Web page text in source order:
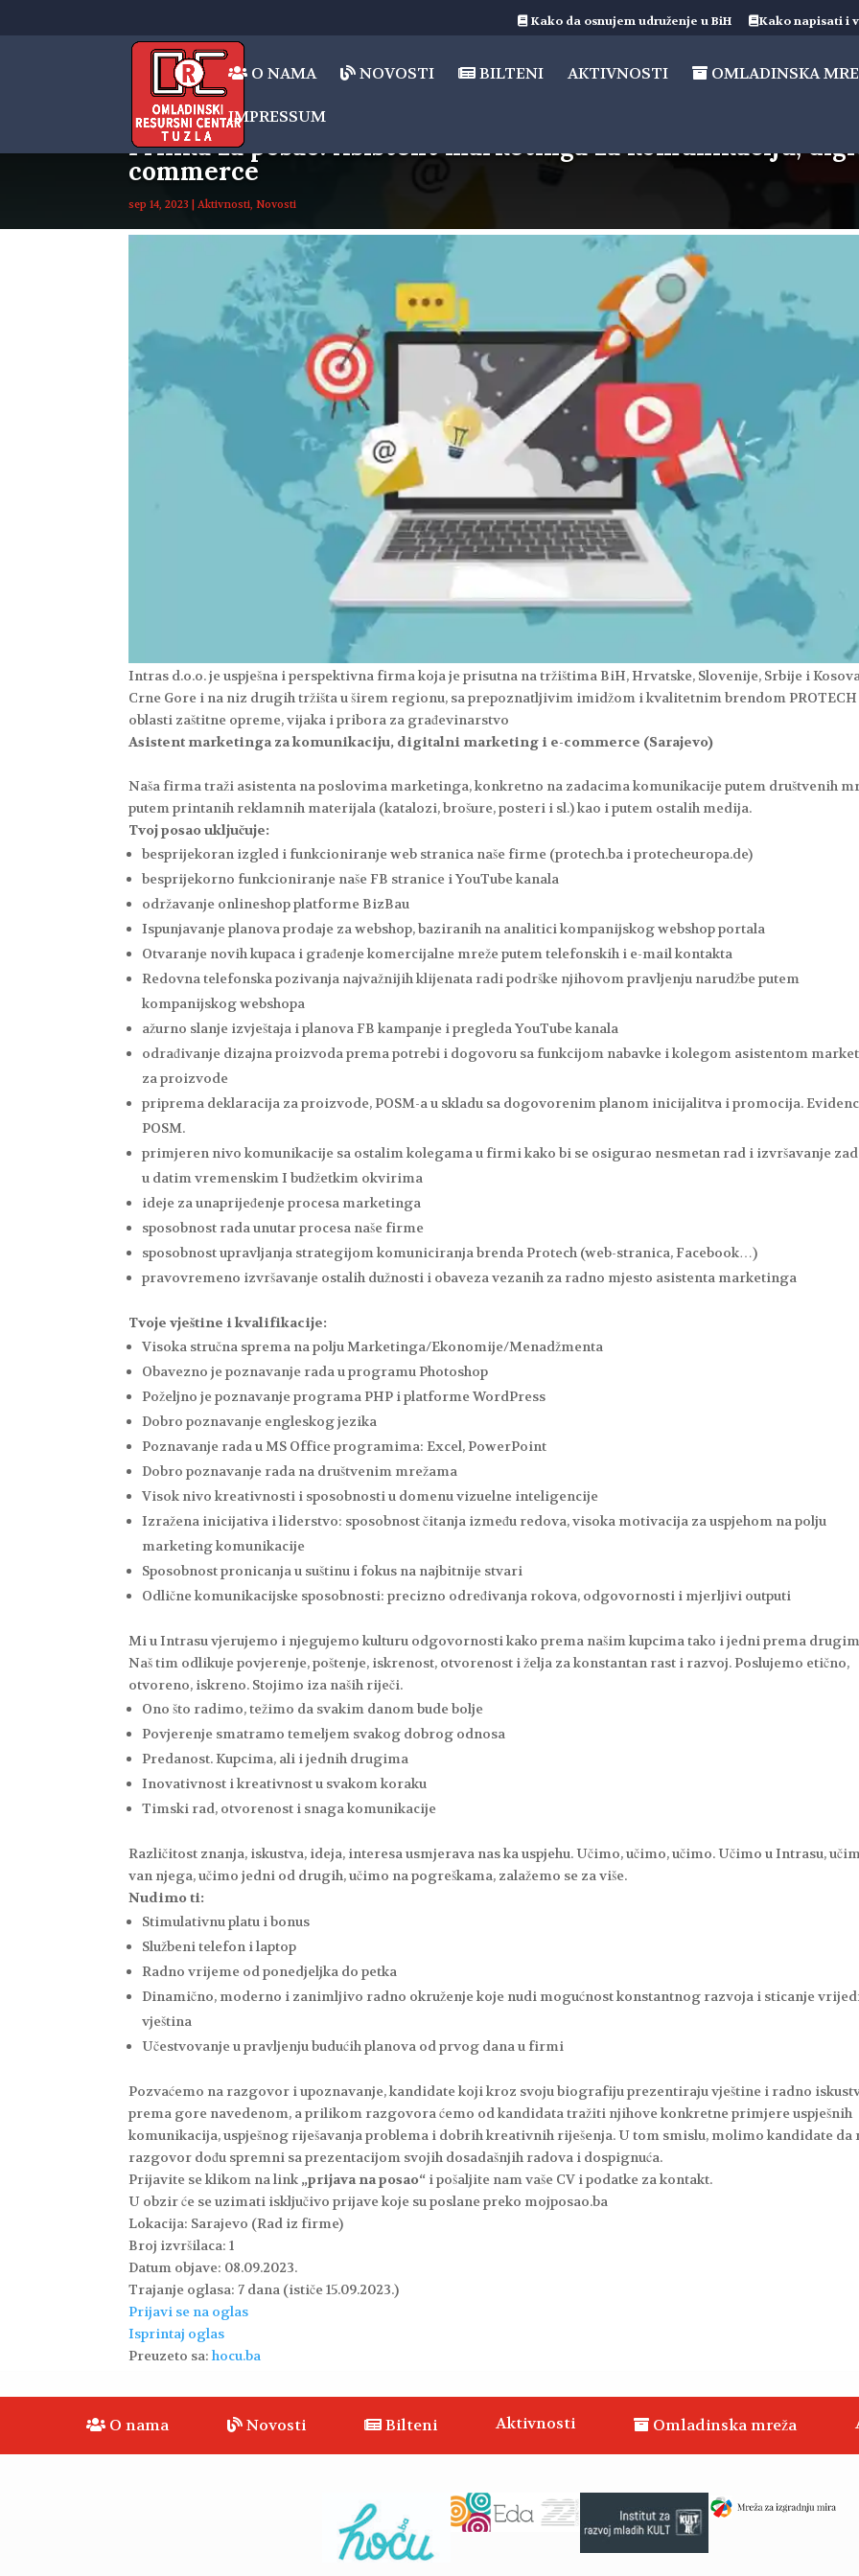
Kako da osnujem udruženje u BiH Kako napisati i
O NAMA NOVOSTI BILTENI AKTIVNOSTI OMLADINSKA
IMPRESSUM
Prilika za posao: Asistent marketinga za komunikaciju,
commerce
sep 14, 2023 |Aktivnosti,Novosti
Intras d.o.o. je uspješna i perspektivna firma koja je prisutna na tržištima BiH, Hrvatske, Slovenije, Srbije i
Crne Gore i na niz drugih tržišta u širem regionu, sa prepoznatljivim imidžom i kvalitetnim brendom PROTECH
oblasti zaštitne opreme, vijaka i pribora za građevinarstvo
Asistent marketinga za komunikaciju, digitalni marketing i e-commerce (Sarajevo)
Naša firma traži asistenta na poslovima marketinga, konkretno na zadacima komunikacije putem društvenih
putem printanih reklamnih materijala (katalozi, brošure, posteri i sl.) kao i putem ostalih medija.
Tvoj posao uključuje:
besprijekoran izgled i funkcioniranje web stranica naše firme (protech.ba i protecheuropa.de)
besprijekorno funkcioniranje naše FB stranice i YouTube kanala
održavanje onlineshop platforme BizBau
Ispunjavanje planova prodaje za webshop, baziranih na analitici kompanijskog webshop portala
Otvaranje novih kupaca i građenje komercijalne mreže putem telefonskih i e-mail kontakta
Redovna telefonska pozivanja najvažnijih klijenata radi podrške njihovom pravljenju narudžbe putem
kompanijskog webshopa
ažurno slanje izvještaja i planova FB kampanje i pregleda YouTube kanala
odrađivanje dizajna proizvoda prema potrebi i dogovoru sa funkcijom nabavke i kolegom asistentom
za proizvode
priprema deklaracija za proizvode, POSM-a u skladu sa dogovorenim planom inicijalitva i promocija.
POSM.
primjeren nivo komunikacije sa ostalim kolegama u firmi kako bi se osigurao nesmetan rad i izvršavanje
u datim vremenskim I budžetkim okvirima
ideje za unaprijeđenje procesa marketinga
sposobnost rada unutar procesa naše firme
sposobnost upravljanja strategijom komuniciranja brenda Protech (web-stranica, Facebook…)
pravovremeno izvršavanje ostalih dužnosti i obaveza vezanih za radno mjesto asistenta marketinga
Tvoje vještine i kvalifikacije:
Visoka stručna sprema na polju Marketinga/Ekonomije/Menadžmenta
Obavezno je poznavanje rada u programu Photoshop
Poželjno je poznavanje programa PHP i platforme WordPress
Dobro poznavanje engleskog jezika
Poznavanje rada u MS Office programima: Excel, PowerPoint
Dobro poznavanje rada na društvenim mrežama
Visok nivo kreativnosti i sposobnosti u domenu vizuelne inteligencije
Izražena inicijativa i liderstvo: sposobnost čitanja između redova, visoka motivacija za uspjehom na polju
marketing komunikacije
Sposobnost pronicanja u suštinu i fokus na najbitnije stvari
Odlične komunikacijske sposobnosti: precizno određivanja rokova, odgovornosti i mjerljivi outputi
Mi u Intrasu vjerujemo i njegujemo kulturu odgovornosti kako prema našim kupcima tako i jedni prema
Naš tim odlikuje povjerenje, poštenje, iskrenost, otvorenost i želja za konstantan rast i razvoj. Poslujemo etično,
otvoreno, iskreno. Stojimo iza naših riječi.
Ono što radimo, težimo da svakim danom bude bolje
Povjerenje smatramo temeljem svakog dobrog odnosa
Predanost. Kupcima, ali i jednih drugima
Inovativnost i kreativnost u svakom koraku
Timski rad, otvorenost i snaga komunikacije
Različitost znanja, iskustva, ideja, interesa usmjerava nas ka uspjehu. Učimo, učimo, učimo. Učimo u Intrasu,
van njega, učimo jedni od drugih, učimo na pogreškama, zalažemo se za više.
Nudimo ti:
Stimulativnu platu i bonus
Službeni telefon i laptop
Radno vrijeme od ponedjeljka do petka
Dinamično, moderno i zanimljivo radno okruženje koje nudi mogućnost konstantnog razvoja i sticanje
vještina
Učestvovanje u pravljenju budućih planova od prvog dana u firmi
Pozvaćemo na razgovor i upoznavanje, kandidate koji kroz svoju biografiju prezentiraju vještine i radno
prema gore navedenom, a prilikom razgovora ćemo od kandidata tražiti njihove konkretne primjere uspješnih
komunikacija, uspješnog riješavanja problema i dobrih kreativnih riješenja. U tom smislu, molimo kandidate da
razgovor dođu spremni sa prezentacijom svojih dosadašnjih radova i dospignuća.
Prijavite se klikom na link „prijava na posao“ i pošaljite nam vaše CV i podatke za kontakt.
U obzir će se uzimati isključivo prijave koje su poslane preko mojposao.ba
Lokacija: Sarajevo (Rad iz firme)
Broj izvršilaca: 1
Datum objave: 08.09.2023.
Trajanje oglasa: 7 dana (ističe 15.09.2023.)
Prijavi se na oglas
Isprintaj oglas
Preuzeto sa:hocu.ba
O nama Novosti Bilteni Aktivnosti Omladinska mreža